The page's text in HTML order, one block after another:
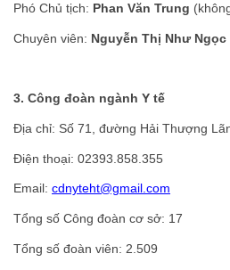
Phó Chủ tịch: Phan Văn Trung
Chuyên viên: Nguyễn Thị Như Ngọc
3. Công đoàn ngành Y tế
Địa chỉ: Số 71, đường Hải Thượng
Điện thoại: 02393.858.355
Email: cdnyteht@gmail.com
Tổng số Công đoàn cơ sở: 17
Tổng số đoàn viên: 2.509